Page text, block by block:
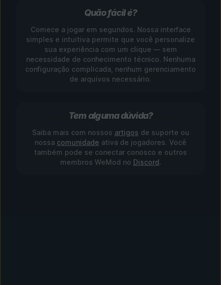
Quão fácil é?
Comece a jogar em segundos. Nossa interface
simples e intuitiva permite que você personalize
sua experiência com um clique — sem
necessidade de conhecimento técnico. Nenhuma
configuração complicada, nenhum gerenciamento
de arquivos necessário.
Tem alguma dúvida?
Saiba mais com nossos artigos de suporte ou
nossa comunidade ativa de jogadores. Você
também pode se conectar conosco e outros
membros WeMod no Discord.